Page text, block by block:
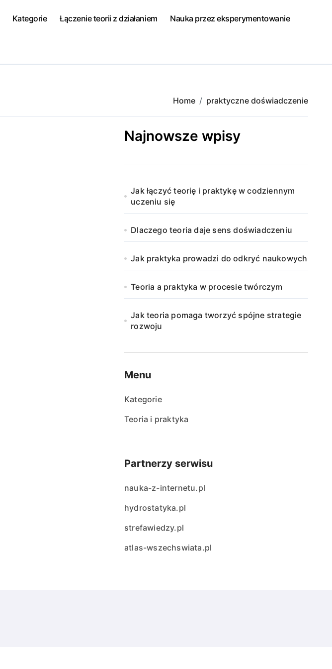
Kategorie Łączenie teorii z działaniem Nauka przez eksperymentowanie
Home praktyczne doświadczenie
Najnowsze wpisy
Jak łączyć teorię i praktykę w codziennym
uczeniu się
Dlaczego teoria daje sens doświadczeniu
Jak praktyka prowadzi do odkryć naukowych
Teoria a praktyka w procesie twórczym
Jak teoria pomaga tworzyć spójne strategie
rozwoju
Menu
Kategorie
Teoria i praktyka
Partnerzy serwisu
nauka-z-internetu.pl
hydrostatyka.pl
strefawiedzy.pl
atlas-wszechswiata.pl